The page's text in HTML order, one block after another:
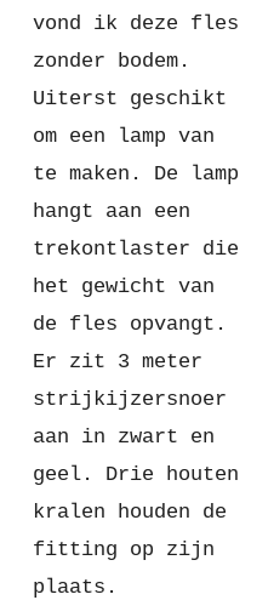
vond ik deze fles
zonder bodem.
Uiterst geschikt
om een lamp van
te maken. De lamp
hangt aan een
trekontlaster die
het gewicht van
de fles opvangt.
Er zit 3 meter
strijkijzersnoer
aan in zwart en
geel. Drie houten
kralen houden de
fitting op zijn
plaats.